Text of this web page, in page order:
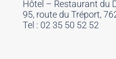
Hôtel – Restaurant du
95, route du Tréport,
Tel : 02 35 50 52 52